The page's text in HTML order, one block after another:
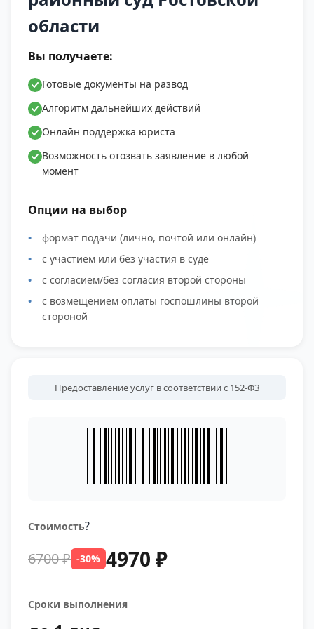
области
Вы получаете:
Готовые документы на развод
Алгоритм дальнейших действий
Онлайн поддержка юриста
Возможность отозвать заявление в любой
момент
Опции на выбор
формат подачи (лично, почтой или онлайн)
с участием или без участия в суде
с согласием/без согласия второй стороны
с возмещением оплаты госпошлины второй
стороной
Предоставление услуг в соответствии с 152-ФЗ
Стоимость?
6700 ₽ -30% 4970 ₽
Сроки выполнения